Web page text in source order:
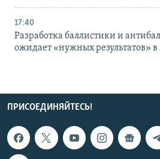
17:40
Разработка баллистики и
ожидает «нужных результатов» в
ПРИСОЕДИНЯЙТЕСЬ!